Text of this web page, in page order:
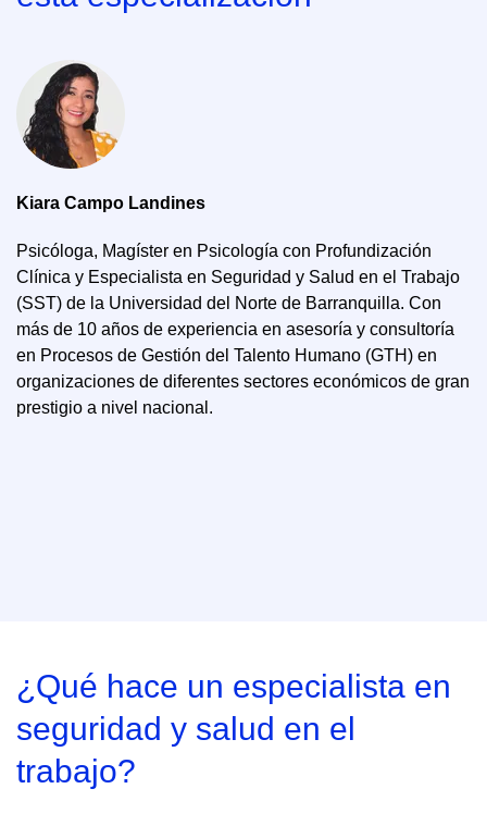
Kiara Campo Landines
Psicóloga, Magíster en Psicología con Profundización
Clínica y Especialista en Seguridad y Salud en el Trabajo
(SST) de la Universidad del Norte de Barranquilla. Con
más de 10 años de experiencia en asesoría y consultoría
en Procesos de Gestión del Talento Humano (GTH) en
organizaciones de diferentes sectores económicos de gran
prestigio a nivel nacional.
¿Qué hace un especialista en
seguridad y salud en el
trabajo?